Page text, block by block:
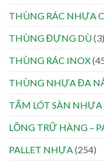
THÙNG RÁC NHỰA
THÙNG ĐỰNG DÙ(3)
THÙNG RÁC INOX
THÙNG NHỰA ĐA
TẤM LÓT SÀN NHỰA
LỒNG TRỮ HÀNG –
PALLET NHỰA(254)